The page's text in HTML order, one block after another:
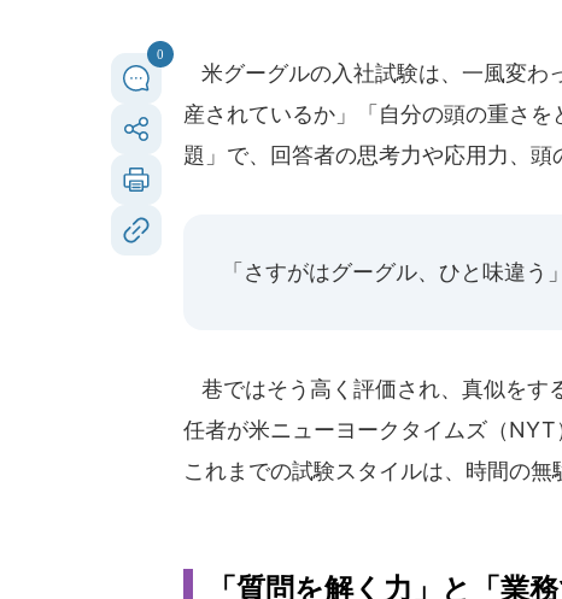
0
米グーグルの入社試験は、一風変わ
産されているか」「自分の頭の重さ
題」で、回答者の思考力や応用力、頭
「さすがはグーグル、ひと味違う」
巷ではそう高く評価され、真似をす
任者が米ニューヨークタイムズ（NYT
これまでの試験スタイルは、時間の無
「質問を解く力」と「業